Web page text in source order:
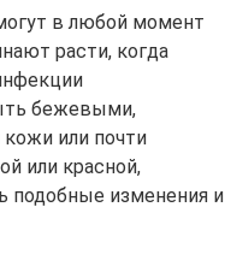
в любой момент
расти, когда
бежевыми,
или почти
или красной,
подобные изменения и